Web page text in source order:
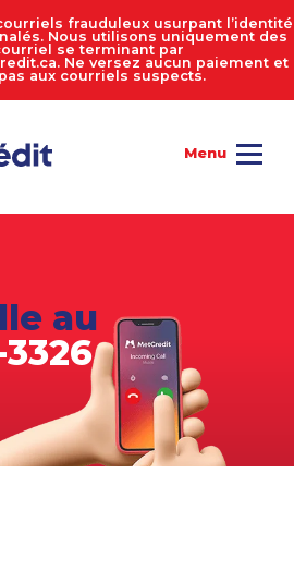
frauduleux usurpant l’identité
Nous utilisons uniquement des
se terminant par
Ne versez aucun paiement et
aux courriels suspects.
au
3326